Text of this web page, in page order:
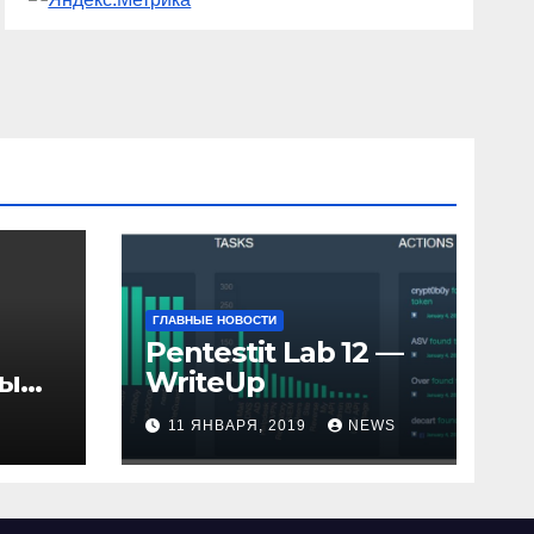
ГЛАВНЫЕ НОВОСТИ
Pentestit Lab 12 —
WriteUp
11 ЯНВАРЯ, 2019 NEWS